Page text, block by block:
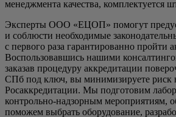
менеджмента качества, комплектуется
Эксперты ООО «ЕЦОП» помогут
и соблюсти необходимые
с первого раза гарантированно пройти
Воспользовавшись нашими
заказав процедуру аккредитации
СПб под ключ, вы минимизируете риск
Росаккредитации. Мы подготовим
контрольно-надзорным мероприятиям,
поможем выбрать оборудование,